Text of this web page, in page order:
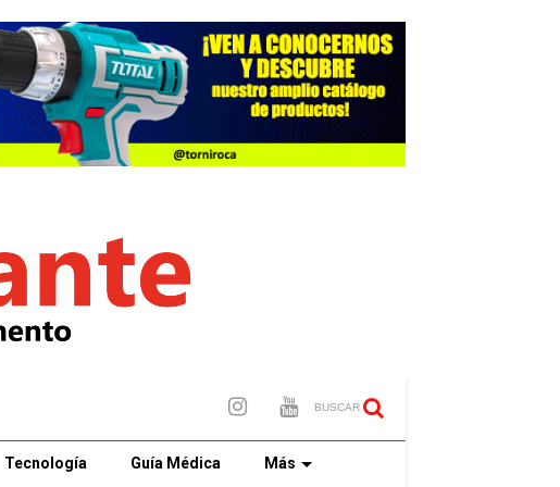
BUSCAR
Tecnología Guía Médica Más